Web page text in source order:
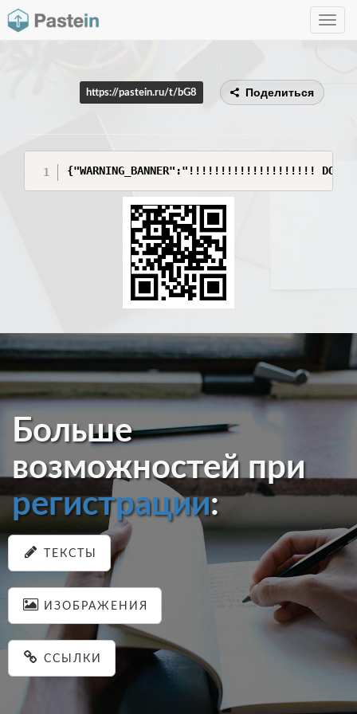
Toggle
https://pastein.ru/t/bG8 Поделиться
{"WARNING_BANNER":"!!!!!!!!!!!!!!!!!!!! DO NOT SHARE
Больше
возможностей при
регистрации:
ТЕКСТЫ
ИЗОБРАЖЕНИЯ
ССЫЛКИ